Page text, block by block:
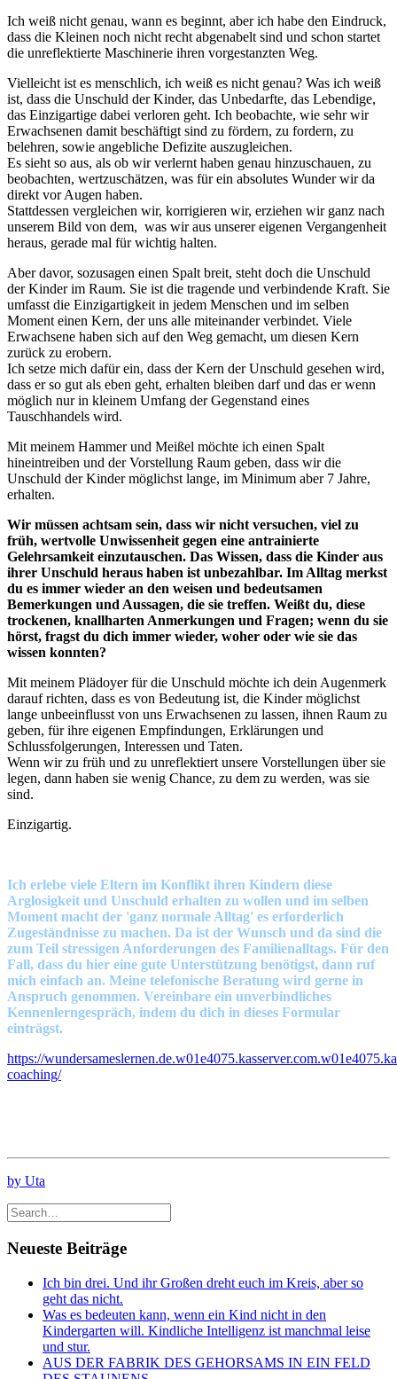
Ich weiß nicht genau, wann es beginnt, aber ich habe den Eindruck,
dass die Kleinen noch nicht recht abgenabelt sind und schon startet
die unreflektierte Maschinerie ihren vorgestanzten Weg.
Vielleicht ist es menschlich, ich weiß es nicht genau? Was ich weiß
ist, dass die Unschuld der Kinder, das Unbedarfte, das Lebendige,
das Einzigartige dabei verloren geht. Ich beobachte, wie sehr wir
Erwachsenen damit beschäftigt sind zu fördern, zu fordern, zu
belehren, sowie angebliche Defizite auszugleichen.
Es sieht so aus, als ob wir verlernt haben genau hinzuschauen, zu
beobachten, wertzuschätzen, was für ein absolutes Wunder wir da
direkt vor Augen haben.
Stattdessen vergleichen wir, korrigieren wir, erziehen wir ganz nach
unserem Bild von dem, was wir aus unserer eigenen Vergangenheit
heraus, gerade mal für wichtig halten.
Aber davor, sozusagen einen Spalt breit, steht doch die Unschuld
der Kinder im Raum. Sie ist die tragende und verbindende Kraft. Sie
umfasst die Einzigartigkeit in jedem Menschen und im selben
Moment einen Kern, der uns alle miteinander verbindet. Viele
Erwachsene haben sich auf den Weg gemacht, um diesen Kern
zurück zu erobern.
Ich setze mich dafür ein, dass der Kern der Unschuld gesehen wird,
dass er so gut als eben geht, erhalten bleiben darf und das er wenn
möglich nur in kleinem Umfang der Gegenstand eines
Tauschhandels wird.
Mit meinem Hammer und Meißel möchte ich einen Spalt
hineintreiben und der Vorstellung Raum geben, dass wir die
Unschuld der Kinder möglichst lange, im Minimum aber 7 Jahre,
erhalten.
Wir müssen achtsam sein, dass wir nicht versuchen, viel zu
früh, wertvolle Unwissenheit gegen eine antrainierte
Gelehrsamkeit einzutauschen. Das Wissen, dass die Kinder aus
ihrer Unschuld heraus haben ist unbezahlbar. Im Alltag merkst
du es immer wieder an den weisen und bedeutsamen
Bemerkungen und Aussagen, die sie treffen. Weißt du, diese
trockenen, knallharten Anmerkungen und Fragen; wenn du sie
hörst, fragst du dich immer wieder, woher oder wie sie das
wissen konnten?
Mit meinem Plädoyer für die Unschuld möchte ich dein Augenmerk
darauf richten, dass es von Bedeutung ist, die Kinder möglichst
lange unbeeinflusst von uns Erwachsenen zu lassen, ihnen Raum zu
geben, für ihre eigenen Empfindungen, Erklärungen und
Schlussfolgerungen, Interessen und Taten.
Wenn wir zu früh und zu unreflektiert unsere Vorstellungen über sie
legen, dann haben sie wenig Chance, zu dem zu werden, was sie
sind.
Einzigartig.
Ich erlebe viele Eltern im Konflikt ihren Kindern diese
Arglosigkeit und Unschuld erhalten zu wollen und im selben
Moment macht der 'ganz normale Alltag' es erforderlich
Zugeständnisse zu machen. Da ist der Wunsch und da sind die
zum Teil stressigen Anforderungen des Familienalltags. Für den
Fall, dass du hier eine gute Unterstützung benötigst, dann ruf
mich einfach an. Meine telefonische Beratung wird gerne in
Anspruch genommen. Vereinbare ein unverbindliches
Kennenlerngespräch, indem du dich in dieses Formular
einträgst.
https://
coaching/
by Uta
Neueste Beiträge
Ich bin drei. Und ihr Großen dreht euch im Kreis, aber so
geht das nicht.
Was es bedeuten kann, wenn ein Kind nicht in den
Kindergarten will. Kindliche Intelligenz ist manchmal leise
und stur.
AUS DER FABRIK DES GEHORSAMS IN EIN FELD